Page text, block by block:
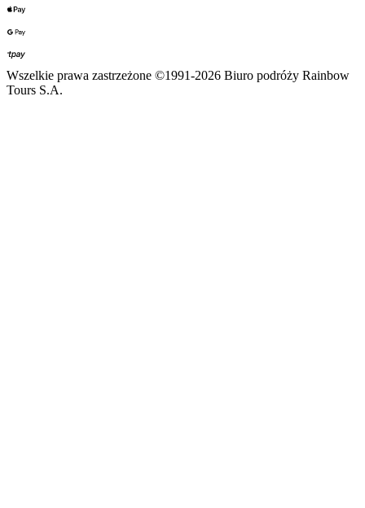
Wszelkie prawa zastrzeżone ©1991-2026 Biuro podróży Rainbow
Tours S.A.